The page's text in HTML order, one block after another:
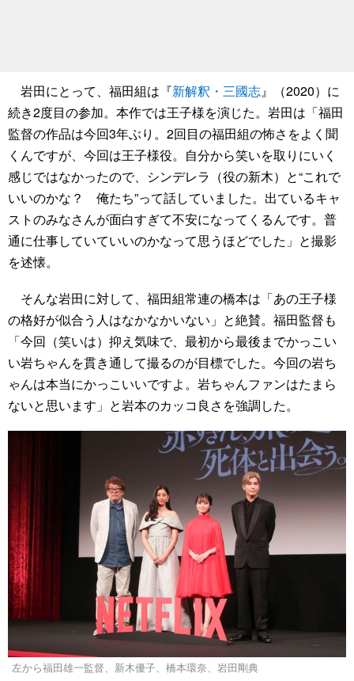
岩田にとって、福田組は『新解釈・三國志』（2020）に
続き2度目の参加。本作では王子様を演じた。岩田は「福田
監督の作品は今回3年ぶり。2回目の福田組の怖さをよく聞
くんですが、今回は王子様役。自分から笑いを取りにいく
感じではなかったので、シンデレラ（役の新木）と“これで
いいのかな？ 俺たち”って話していました。出ているキャ
ストのみなさんが面白すぎて不安になってくるんです。普
通に仕事していていいのかなって思うほどでした」と撮影
を述懐。
そんな岩田に対して、福田組常連の橋本は「あの王子様
の格好が似合う人はなかなかいない」と絶賛。福田監督も
「今回（笑いは）抑え気味で、最初から最後までかっこい
い岩ちゃんを貫き通して撮るのが目標でした。今回の岩ち
ゃんは本当にかっこいいですよ。岩ちゃんファンはたまら
ないと思います」と岩本のカッコ良さを強調した。
左から福田雄一監督、新木優子、橋本環奈、岩田剛典